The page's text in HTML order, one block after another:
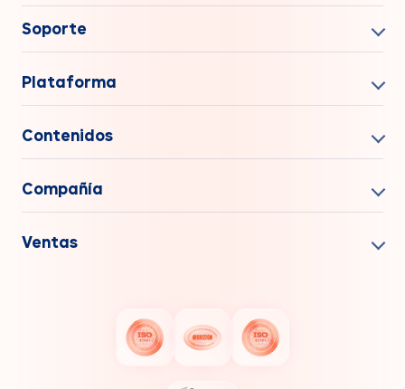
Soporte
Plataforma
Contenidos
Compañía
Ventas